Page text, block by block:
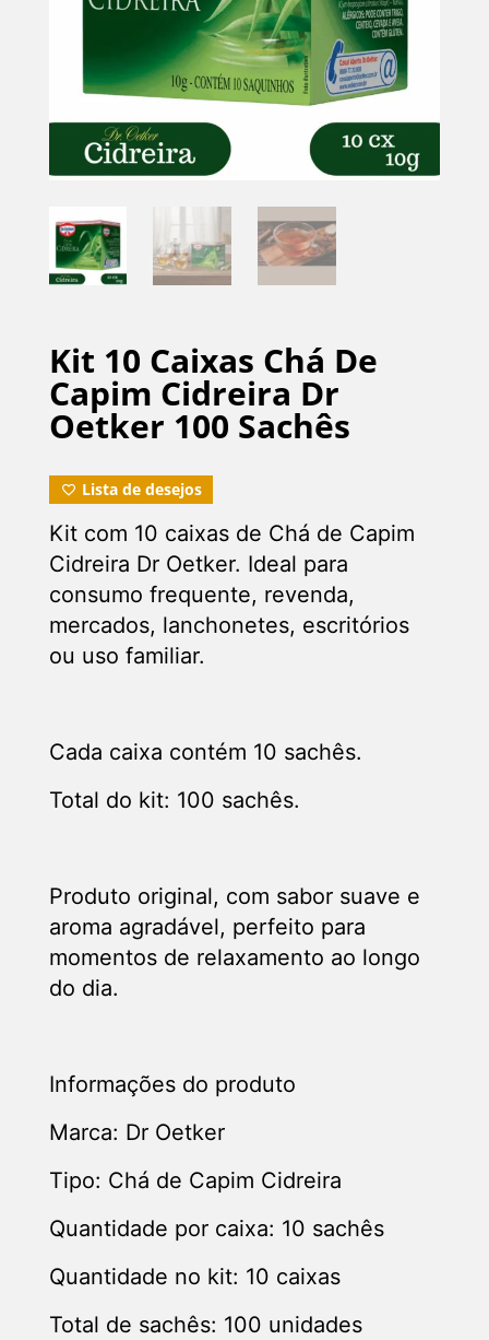
Kit 10 Caixas Chá De
Capim Cidreira Dr
Oetker 100 Sachês
Lista de desejos
Kit com 10 caixas de Chá de Capim
Cidreira Dr Oetker. Ideal para
consumo frequente, revenda,
mercados, lanchonetes, escritórios
ou uso familiar.
Cada caixa contém 10 sachês.
Total do kit: 100 sachês.
Produto original, com sabor suave e
aroma agradável, perfeito para
momentos de relaxamento ao longo
do dia.
Informações do produto
Marca: Dr Oetker
Tipo: Chá de Capim Cidreira
Quantidade por caixa: 10 sachês
Quantidade no kit: 10 caixas
Total de sachês: 100 unidades